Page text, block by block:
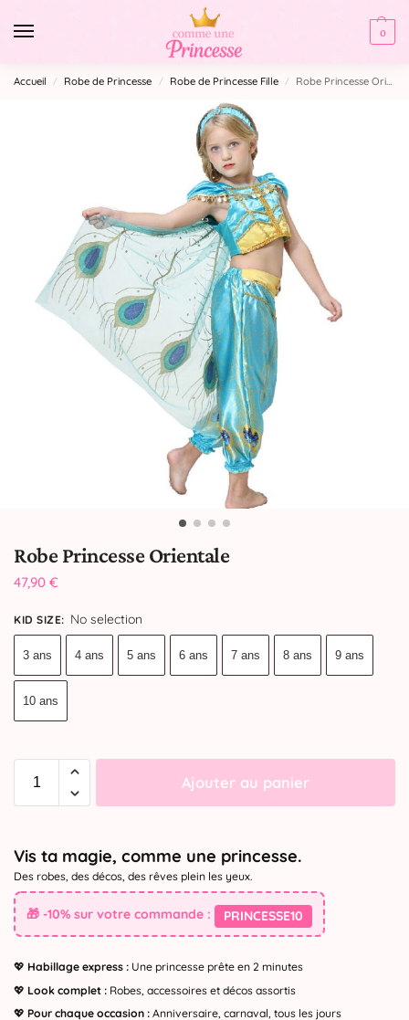
0
Accueil / Robe de Princesse / Robe de Princesse Fille / Robe Princesse Orientale
Robe Princesse Orientale
47,90 €
KID SIZE: No selection
3 ans 4 ans 5 ans 6 ans 7 ans 8 ans 9 ans
10 ans
Ajouter au panier
Vis ta magie, comme une princesse.
Des robes, des décos, des rêves plein les yeux.
🎁 -10% sur votre commande : PRINCESSE10
💖 Habillage express : Une princesse prête en 2 minutes
💖 Look complet : Robes, accessoires et décos assortis
💖 Pour chaque occasion : Anniversaire, carnaval, tous les jours